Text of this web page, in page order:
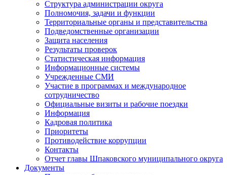
Структура администрации округа
Полномочия, задачи и функции
Территориальные органы и представительства
Подведомственные организации
Защита населения
Результаты проверок
Статистическая информация
Информационные системы
Учрежденные СМИ
Участие в программах и международное
сотрудничество
Официальные визиты и рабочие поездки
Информация
Кадровая политика
Приоритеты
Противодействие коррупции
Контакты
Отчет главы Шпаковского муниципального округа
Документы